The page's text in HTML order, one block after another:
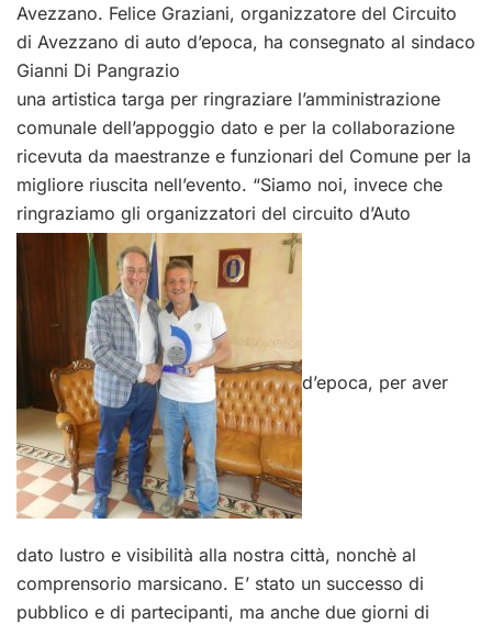
Avezzano. Felice Graziani, organizzatore del Circuito
di Avezzano di auto d’epoca, ha consegnato al sindaco
Gianni Di Pangrazio
una artistica targa per ringraziare l’amministrazione
comunale dell’appoggio dato e per la collaborazione
ricevuta da maestranze e funzionari del Comune per la
migliore riuscita nell’evento. “Siamo noi, invece che
ringraziamo gli organizzatori del circuito d’Auto
d’epoca, per aver
dato lustro e visibilità alla nostra città, nonchè al
comprensorio marsicano. E’ stato un successo di
pubblico e di partecipanti, ma anche due giorni di